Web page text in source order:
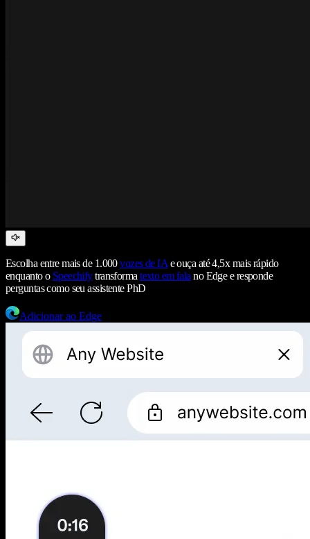
Escolha entre mais de 1.000vozes de IA e ouça até 4,5x mais rápido
enquanto o Speechifytransformatexto em fala no Edge e responde
perguntas como seu assistente PhD
Adicionar ao Edge